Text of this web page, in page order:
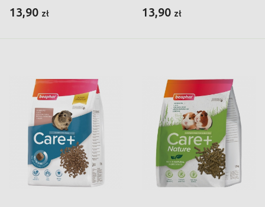
13,90 zł 13,90 zł